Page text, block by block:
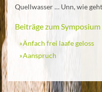
Quellwasser … Unn, wie
Beiträge zum Symposium
Änfach frei laafe geloss
Aanspruch